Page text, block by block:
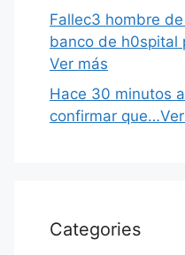
Fallec3 hombre
banco de h0spital
Ver más
Hace 30 minutos
confirmar
Categories